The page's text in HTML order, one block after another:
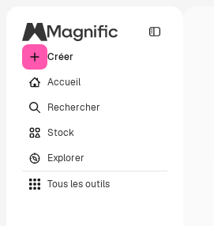
Créer
Accueil
Rechercher
Stock
Explorer
Tous les outils